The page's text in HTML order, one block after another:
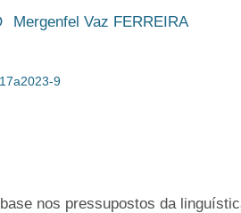
Mergenfel Vaz FERREIRA
9
nos pressupostos da